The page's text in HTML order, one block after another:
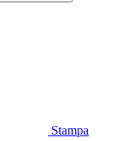
Stampa